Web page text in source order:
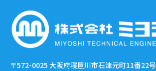
〒572-0025 大阪府寝屋川市石津元町11番22号